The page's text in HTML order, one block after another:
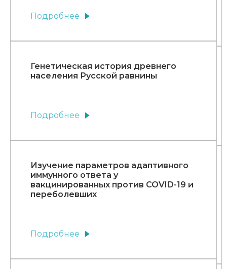
Подробнее
Генетическая история древнего
населения Русской равнины
Подробнее
Изучение параметров адаптивного
иммунного ответа у
вакцинированных против COVID-19 и
переболевших
Подробнее